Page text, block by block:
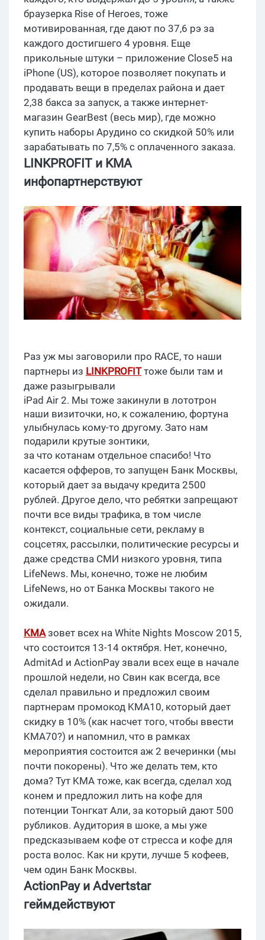
браузерка Rise of Heroes, тоже
мотивированная, где дают по 37,6 рэ за
каждого достигшего 4 уровня. Еще
прикольные штуки – приложение Close5 на
iPhonе (US), которое позволяет покупать и
продавать вещи в пределах района и дает
2,38 бакса за запуск, а также интернет-
магазин GearBest (весь мир), где можно
купить наборы Арудино со скидкой 50% или
зарабатывать по 7,5% с оплаченного заказа.
LINKPROFIT и KMA
инфопартнерствуют
Раз уж мы заговорили про RACE, то наши
партнеры из LINKPROFITтоже были там и
даже разыгрывали
iPad Air 2. Мы тоже закинули в лототрон
наши визиточки, но, к сожалению, фортуна
улыбнулась кому-то другому. Зато нам
подарили крутые зонтики,
за что котанам отдельное спасибо! Что
касается офферов, то запущен Банк Москвы,
который дает за выдачу кредита 2500
рублей. Другое дело, что ребятки запрещают
почти все виды трафика, в том числе
контекст, социальные сети, рекламу в
соцсетях, рассылки, политические ресурсы и
даже средства СМИ низкого уровня, типа
LifeNews. Мы, конечно, тоже не любим
LifeNews, но от Банка Москвы такого не
ожидали.
KMAзовет всех на White Nights Moscow 2015,
что состоится 13-14 октября. Нет, конечно,
AdmitAd и ActionPay звали всех еще в начале
прошлой недели, но Свин как всегда, все
сделал правильно и предложил своим
партнерам промокод KMA10, который дает
скидку в 10% (как насчет того, чтобы ввести
KMA70?) и напомнил, что в рамках
мероприятия состоится аж 2 вечеринки (мы
почти покорены). Что же делать тем, кто
дома? Тут KMA тоже, как всегда, сделал ход
конем и предложил лить на кофе для
потенции Тонгкат Али, за который дают 500
рубликов. Аудитория в шоке, а мы уже
предсказываем кофе от стресса и кофе для
роста волос. Как ни крути, лучше 5 кофеев,
чем один Банк Москвы.
ActionPay и Advertstar
геймдействуют